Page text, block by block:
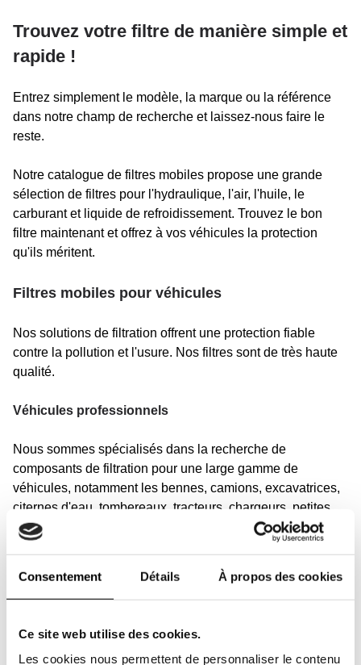
Consentement Détails À propos des cookies
Ce site web utilise des cookies.
Les cookies nous permettent de personnaliser le contenu
Trouvez votre filtre de manière simple et
rapide !
Entrez simplement le modèle, la marque ou la référence
dans notre champ de recherche et laissez-nous faire le
reste.
Notre catalogue de filtres mobiles propose une grande
sélection de filtres pour l'hydraulique, l'air, l'huile, le
carburant et liquide de refroidissement. Trouvez le bon
filtre maintenant et offrez à vos véhicules la protection
qu'ils méritent.
Filtres mobiles pour véhicules
Nos solutions de filtration offrent une protection fiable
contre la pollution et l'usure. Nos filtres sont de très haute
qualité.
Véhicules professionnels
Nous sommes spécialisés dans la recherche de
composants de filtration pour une large gamme de
véhicules, notamment les bennes, camions, excavatrices,
citernes d'eau, tombereaux, tracteurs, chargeurs, petites
grues, pelleteuses, chariots élévateurs ainsi que les
Notre gamme de filtres couvre également toutes marques
encore. Ici, vous trouverez des filtres équivalents et
originaux pour les machines de ces marques et d'autres :